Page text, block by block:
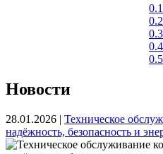
Новости
28.01.2026 | Техническое
надёжность, безопасность и